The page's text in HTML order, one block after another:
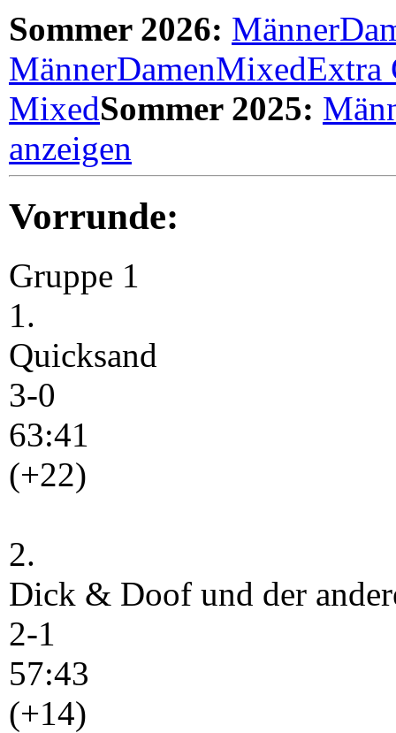
Sommer 2026: Männer
MännerDamenMixedExtra
MixedSommer 2025:
anzeigen
Vorrunde:
Gruppe 1
1.
Quicksand
3-0
63:41
(+22)
2.
Dick & Doof und der
2-1
57:43
(+14)